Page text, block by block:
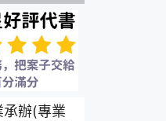
辦(專業